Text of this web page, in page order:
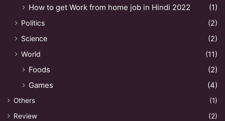
How to get Work from home job in Hindi 2022
(1)
Politics
(2)
Science
(2)
World
(11)
Foods
(2)
Games
(4)
Others
(1)
Review
(2)